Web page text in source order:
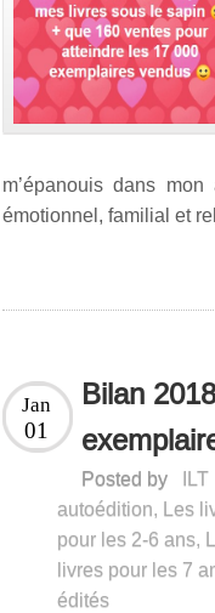
m’épanouis dans
émotionnel, familial et
Bilan
Jan
01
Posted by ILT
autoédition, Les
pour les 2-6 ans,
livres pour les 7
édités